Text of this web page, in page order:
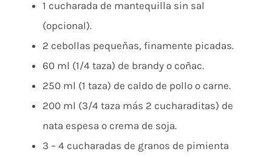
1 cucharada de mantequilla sin sal
(opcional).
2 cebollas pequeñas, finamente picadas.
60 ml (1/4 taza) de brandy o coñac.
250 ml (1 taza) de caldo de pollo o carne.
200 ml (3/4 taza más 2 cucharaditas) de
nata espesa o crema de soja.
3 – 4 cucharadas de granos de pimienta